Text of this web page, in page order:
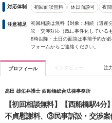
対応体制 初回面談無料 休日面談可 夜
注意補足
初回相談は無料【対象：相続（遺産
訟・交渉対応（既に事件化している
8時以降・土日の面談は事前予約が
フォームからご連絡ください。
プロフィール インタビュー 注
髙田 雄佑弁護士 西船橋総合法律事務所
【初回相談無料】【西船橋駅4
不貞慰謝料、③民事訴訟・交渉案